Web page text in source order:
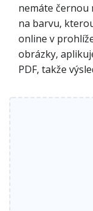
nemáte černou
na barvu,
online v
obrázky,
PDF, takže